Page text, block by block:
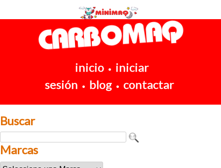
inicio • iniciar
sesión • blog • contactar
Buscar
Marcas